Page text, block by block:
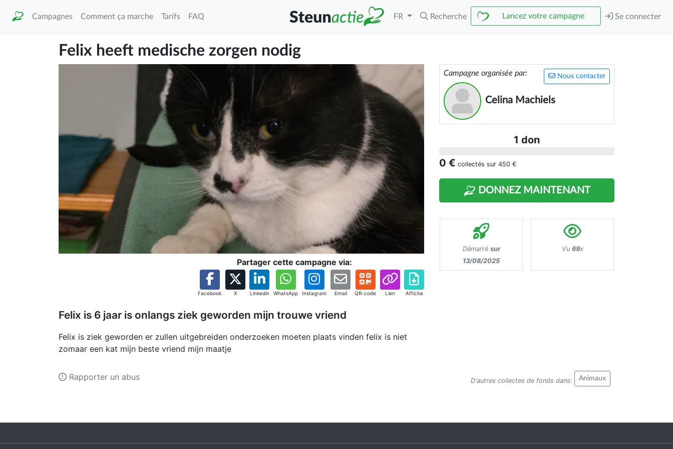
Campagnes Comment ça marche Tarifs FAQ FR Recherche Lancez votre campagne Se connecter
Felix heeft medische zorgen nodig
Partager cette campagne via:
Facebook X Linkedin WhatsApp Instagram Email QR-code Lien Affiche
Felix is 6 jaar is onlangs ziek geworden mijn trouwe vriend
Felix is ziek geworden er zullen uitgebreiden onderzoeken moeten plaats vinden felix is niet
zomaar een kat mijn beste vriend mijn maatje
Nous contacter
Campagne organisée par:
Celina Machiels
1 don
0 € collectés sur 450 €
DONNEZ MAINTENANT
Démarré sur
13/08/2025
Vu 69x
D'autres collectes de fonds dans: Animaux
Rapporter un abus